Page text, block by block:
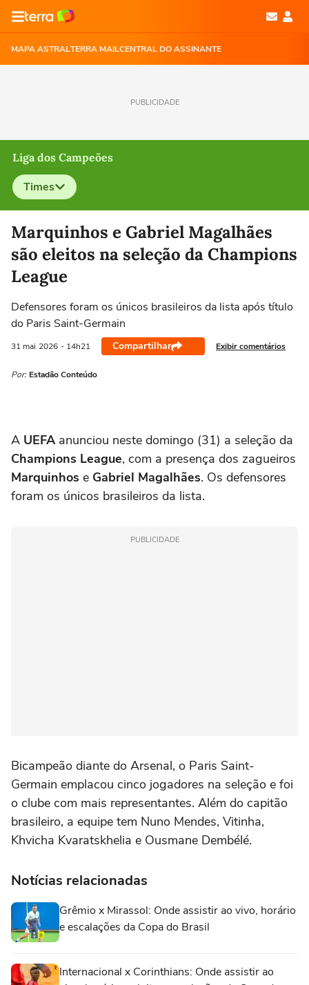
MAPA ASTRALTERRA MAILCENTRAL DO ASSINANTE
PUBLICIDADE
Liga dos Campeões
Times
Selecione o time para ver as notícias
Marquinhos e Gabriel Magalhães
são eleitos na seleção da Champions
League
Defensores foram os únicos brasileiros da lista após título
do Paris Saint-Germain
31 mai 2026 - 14h21 Compartilhar Exibir comentários
Por: Estadão Conteúdo
A UEFAanunciou neste domingo (31) a seleção da
Champions League, com a presença dos zagueiros
Marquinhos e Gabriel Magalhães. Os defensores
foram os únicos brasileiros da lista.
PUBLICIDADE
Bicampeão diante do Arsenal, o Paris Saint-
Germain emplacou cinco jogadores na seleção e foi
o clube com mais representantes. Além do capitão
brasileiro, a equipe tem Nuno Mendes, Vitinha,
Khvicha Kvaratskhelia e Ousmane Dembélé.
Notícias relacionadas
Grêmio x Mirassol: Onde assistir ao vivo, horário
e escalações da Copa do Brasil
Internacional x Corinthians: Onde assistir ao